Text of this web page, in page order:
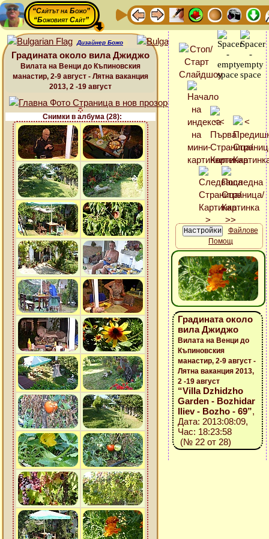
“Сайтът на Божо”
“Божовият Сайт”
Дизайнер Божо
Градината около вила Джиджо
Вилата на Венци до Къпиновския
манастир, 2-9 август - Лятна ваканция
2013, 2 -19 август
Снимки в албума (28):
Файлове
Помощ
Градината около
вила Джиджо
Вилата на Венци до
Къпиновския
манастир, 2-9 август -
Лятна ваканция 2013,
2 -19 август
“Villa Dzhidzho
Garden - Bozhidar
Iliev - Bozho - 69”,
Дата: 2013:08:09,
Час: 18:23:58
(№ 22 от 28)